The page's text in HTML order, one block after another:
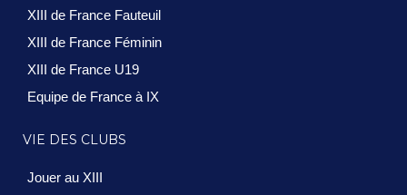
XIII de France Fauteuil
XIII de France Féminin
XIII de France U19
Equipe de France à IX
VIE DES CLUBS
Jouer au XIII